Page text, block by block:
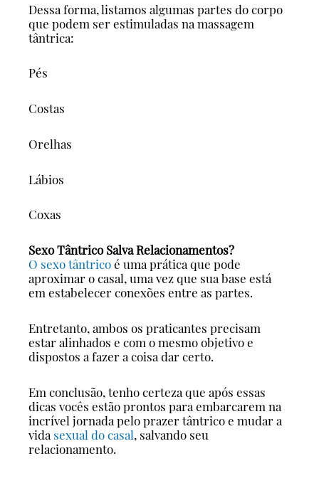
Dessa forma, listamos algumas partes do corpo
que podem ser estimuladas na massagem
tântrica:
Pés
Costas
Orelhas
Lábios
Coxas
Sexo Tântrico Salva Relacionamentos?
O sexo tântricoé uma prática que pode
aproximar o casal, uma vez que sua base está
em estabelecer conexões entre as partes.
Entretanto, ambos os praticantes precisam
estar alinhados e com o mesmo objetivo e
dispostos a fazer a coisa dar certo.
Em conclusão, tenho certeza que após essas
dicas vocês estão prontos para embarcarem na
incrível jornada pelo prazer tântrico e mudar a
vida sexual do casal, salvando seu
relacionamento.